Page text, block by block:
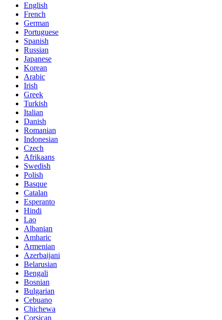
English
French
German
Portuguese
Spanish
Russian
Japanese
Korean
Arabic
Irish
Greek
Turkish
Italian
Danish
Romanian
Indonesian
Czech
Afrikaans
Swedish
Polish
Basque
Catalan
Esperanto
Hindi
Lao
Albanian
Amharic
Armenian
Azerbaijani
Belarusian
Bengali
Bosnian
Bulgarian
Cebuano
Chichewa
Corsican